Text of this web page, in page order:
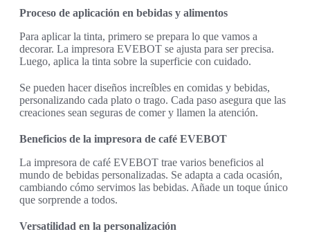
Proceso de aplicación en bebidas y alimentos
Para aplicar la tinta, primero se prepara lo que vamos a
decorar. La impresora EVEBOT se ajusta para ser precisa.
Luego, aplica la tinta sobre la superficie con cuidado.
Se pueden hacer diseños increíbles en comidas y bebidas,
personalizando cada plato o trago. Cada paso asegura que las
creaciones sean seguras de comer y llamen la atención.
Beneficios de la impresora de café EVEBOT
La impresora de café EVEBOT trae varios beneficios al
mundo de bebidas personalizadas. Se adapta a cada ocasión,
cambiando cómo servimos las bebidas. Añade un toque único
que sorprende a todos.
Versatilidad en la personalización